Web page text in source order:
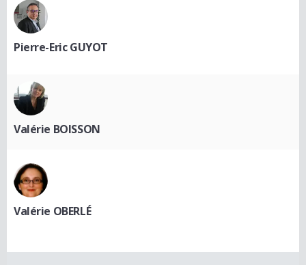
Pierre-Eric GUYOT
Valérie BOISSON
Valérie OBERLÉ